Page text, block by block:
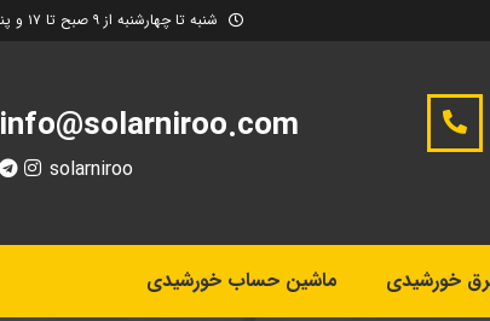
شنبه تا چهارشنبه از ۹ صبح تا ۱۷ و پنجشنبه تا ۱۲:۳۰
info@solarniroo.com
solarniroo
خورشیدی ماشین حساب خورشیدی